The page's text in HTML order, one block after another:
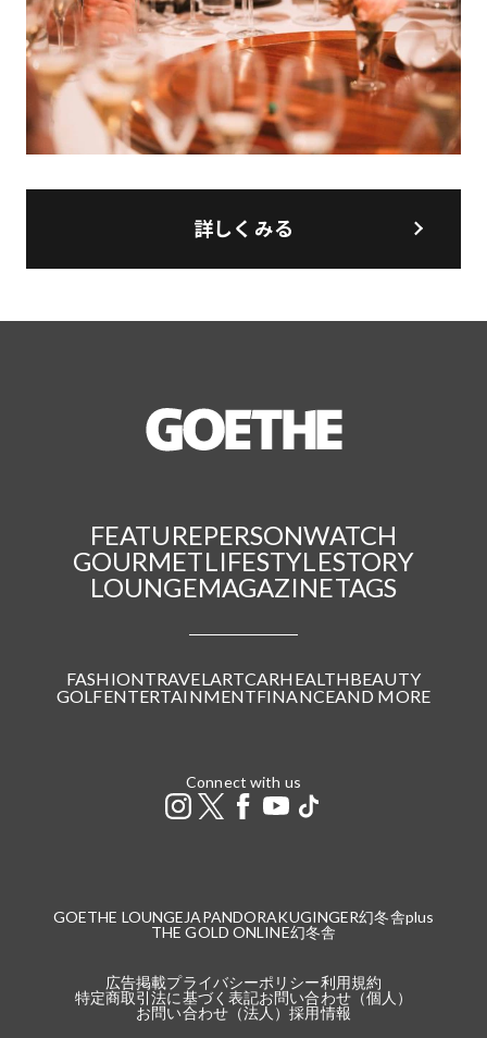
詳しくみる
FEATUREPERSONWATCH
GOURMETLIFESTYLESTORY
LOUNGEMAGAZINETAGS
FASHIONTRAVEL ARTCARHEALTHBEAUTY
GOLFENTERTAINMENTFINANCEAND MORE
Connect with us
GOETHE LOUNGE JAPANDORAKUGINGER幻冬舎plus
THE GOLD ONLINE幻冬舎
広告掲載プライバシーポリシー利用規約
特定商取引法に基づく表記お問い合わせ（個人）
お問い合わせ（法人）採用情報